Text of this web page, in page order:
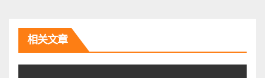
航
相关文章